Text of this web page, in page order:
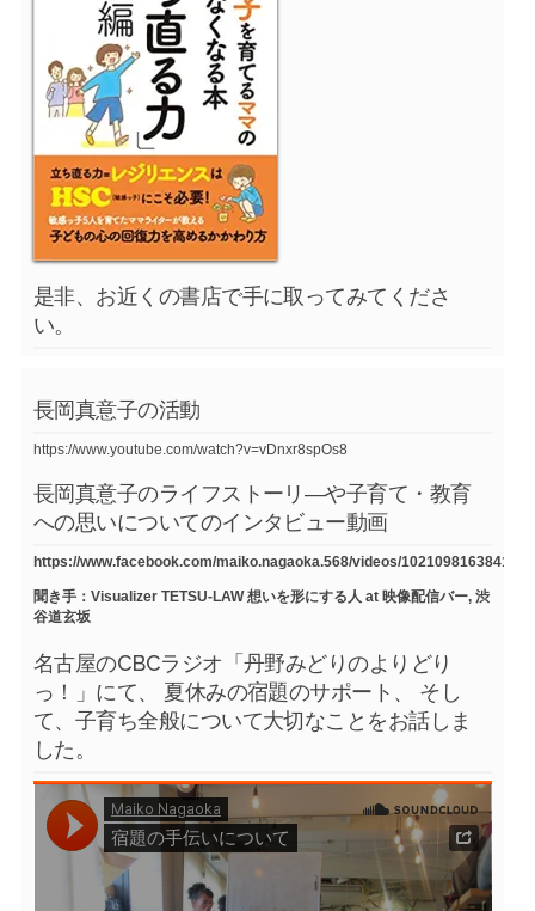
是非、お近くの書店で手に取ってみてくださ
い。
長岡真意子の活動
https://www.youtube.com/watch?v=vDnxr8spOs8
長岡真意子のライフストーリ―や子育て・教育
への思いについてのインタビュー動画
https://www.facebook.com/maiko.nagaoka.568/videos/
聞き手：Visualizer TETSU-LAW 想いを形にする人 at 映像配信バー, 渋
谷道玄坂
名古屋のCBCラジオ「丹野みどりのよりどり
っ！」にて、 夏休みの宿題のサポート、 そし
て、子育ち全般について大切なことをお話しま
した。